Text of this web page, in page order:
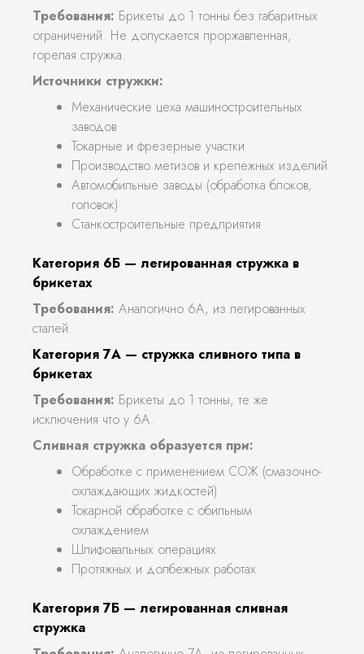
Требования: Брикеты до 1 тонны без габаритных
ограничений. Не допускается проржавленная,
горелая стружка.
Источники стружки:
Механические цеха машиностроительных
заводов
Токарные и фрезерные участки
Производство метизов и крепежных изделий
Автомобильные заводы (обработка блоков,
головок)
Станкостроительные предприятия
Категория 6Б — легированная стружка в
брикетах
Требования: Аналогично 6А, из легированных
сталей.
Категория 7А — стружка сливного типа в
брикетах
Требования: Брикеты до 1 тонны, те же
исключения что у 6А.
Сливная стружка образуется при:
Обработке с применением СОЖ (смазочно-
охлаждающих жидкостей)
Токарной обработке с обильным
охлаждением
Шлифовальных операциях
Протяжных и долбежных работах
Категория 7Б — легированная сливная
стружка